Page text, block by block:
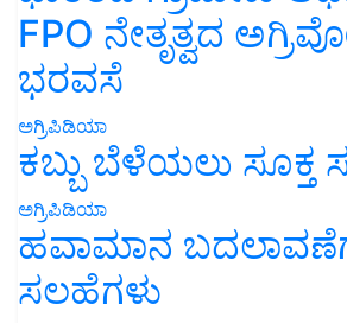
FPO ನೇತೃತ್ವದ
ಭರವಸೆ
ಅಗ್ರಿಪಿಡಿಯಾ
ಕಬ್ಬು ಬೆಳೆಯಲು ಸೂಕ್ತ
ಅಗ್ರಿಪಿಡಿಯಾ
ಹವಾಮಾನ ಬದಲಾವಣೆಗೆ
ಸಲಹೆಗಳು